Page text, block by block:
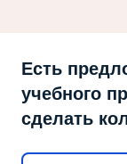
Есть
учебного
сделать